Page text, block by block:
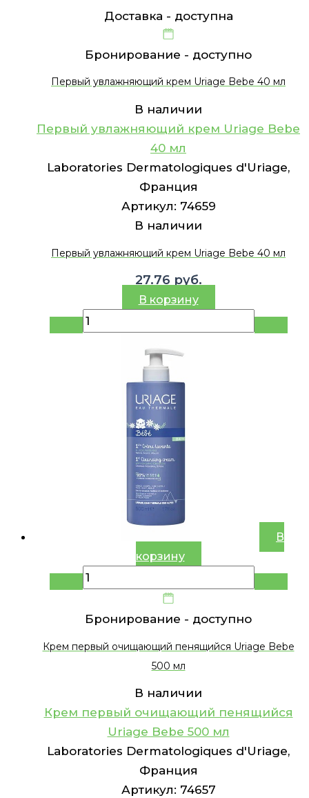
Доставка - доступна
Бронирование - доступно
Первый увлажняющий крем Uriage Bebe 40 мл
В наличии
Первый увлажняющий крем Uriage Bebe
40 мл
Laboratories Dermatologiques d'Uriage,
Франция
Артикул: 74659
В наличии
Первый увлажняющий крем Uriage Bebe 40 мл
27.76 руб.
В корзину
В
корзину
Бронирование - доступно
Крем первый очищающий пенящийся Uriage Bebe
500 мл
В наличии
Крем первый очищающий пенящийся
Uriage Bebe 500 мл
Laboratories Dermatologiques d'Uriage,
Франция
Артикул: 74657